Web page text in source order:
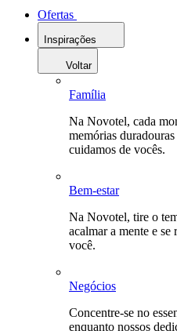
Ofertas
Inspirações
Voltar
Família
Na Novotel, cada
memórias
cuidamos de vocês.
Bem-estar
Na Novotel, tire o
acalmar a mente e
você.
Negócios
Concentre-se no
enquanto nossos